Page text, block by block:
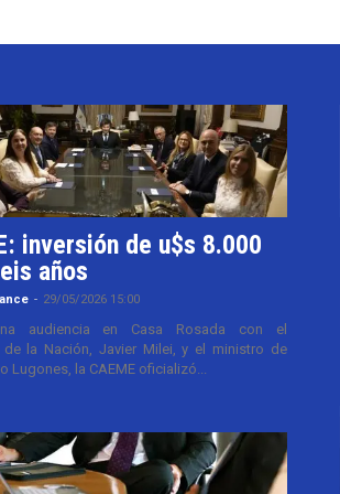
inversión de u$s 8.000
años
- 29/05/2026 15:00
audiencia en Casa Rosada con el
de la Nación, Javier Milei, y el ministro de
Lugones, la CAEME oficializó...